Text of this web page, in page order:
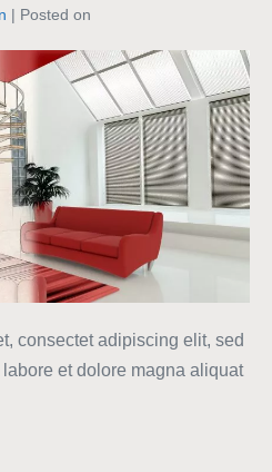
|Posted on
consectet adipiscing elit, sed
et dolore magna aliquat